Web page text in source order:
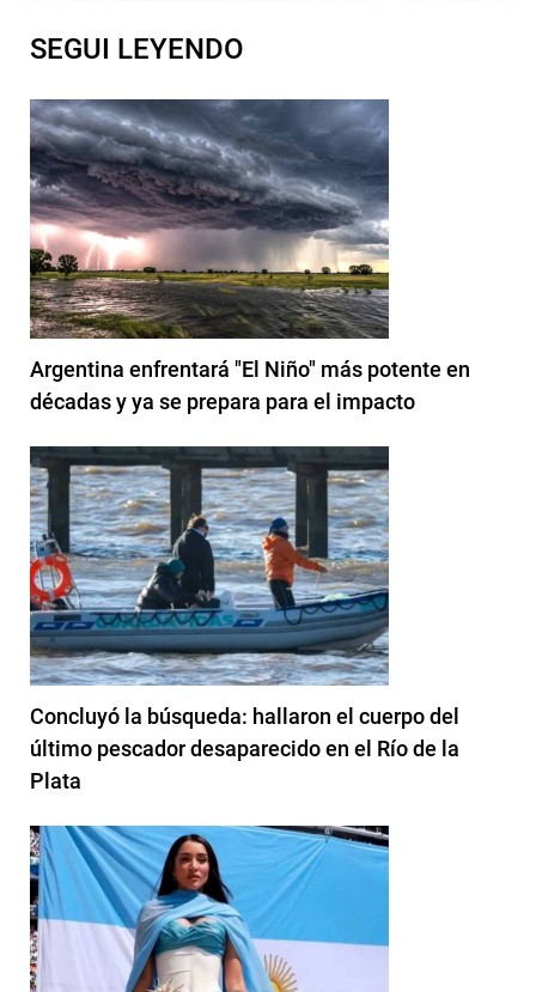
SEGUI LEYENDO
Argentina enfrentará "El Niño" más potente en
décadas y ya se prepara para el impacto
Concluyó la búsqueda: hallaron el cuerpo del
último pescador desaparecido en el Río de la
Plata